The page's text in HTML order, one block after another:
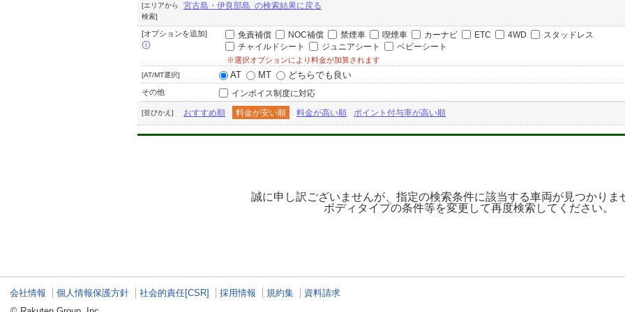
[エリアから
検索]
宮古島・伊良部島 の検索結果に戻る
[オプションを追加] 免責補償 NOC補償 禁煙車 喫煙車 カーナビ ETC 4WD
スタッドレス
チャイルドシート
ジュニアシート ベビーシート
※選択オプションにより料金が加算されます
[AT/MT選択] AT MT どちらでも良い
その他 インボイス制度に対応
[並びかえ] おすすめ順 料金が安い順 料金が高い順 ポイント付与率が高い順
誠に申し訳ございませんが、指定の検索条件に該当する車両が見つかりま
ボディタイプの条件等を変更して再度検索してください。
会社情報 個人情報保護方針 社会的責任[CSR] 採用情報 規約集
資料請求